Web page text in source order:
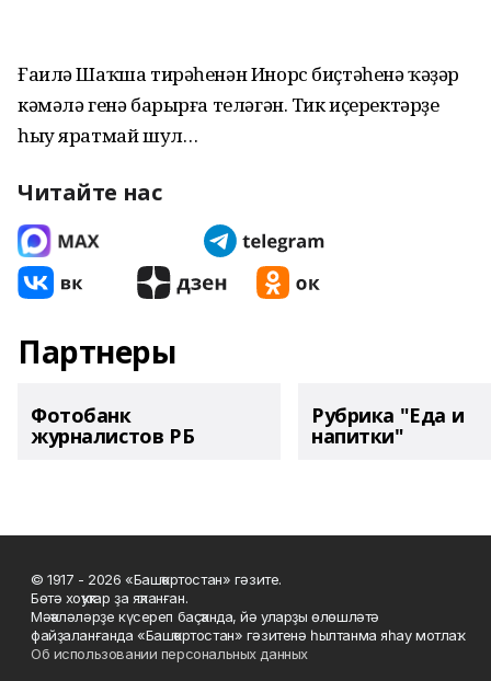
Ғаилә Шаҡша тирәһенән Инорс биҫтәһенә ҡәҙәр
кәмәлә генә барырға теләгән. Тик иҫеректәрҙе
һыу яратмай шул…
Читайте нас
Партнеры
Фотобанк
журналистов РБ
Рубрика "Еда и
напитки"
© 1917 - 2026 «Башҡортостан» гәзите.
Бөтә хоҡуҡтар ҙа яҡланған.
Мәҡәләләрҙе күсереп баҫҡанда, йә уларҙы өлөшләтә
файҙаланғанда «Башҡортостан» гәзитенә һылтанма яһау мотлаҡ.
Об использовании персональных данных